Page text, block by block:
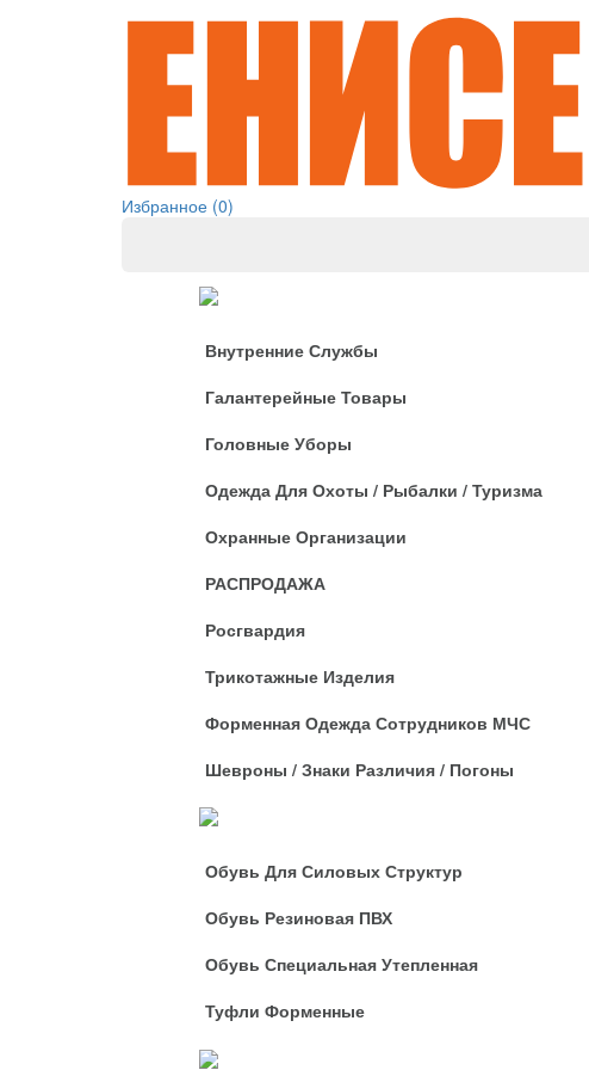
Избранное (0)
Внутренние Службы
Галантерейные Товары
Головные Уборы
Одежда Для Охоты / Рыбалки / Туризма
Охранные Организации
РАСПРОДАЖА
Росгвардия
Трикотажные Изделия
Форменная Одежда Сотрудников МЧС
Шевроны / Знаки Различия / Погоны
Обувь Для Силовых Структур
Обувь Резиновая ПВХ
Обувь Специальная Утепленная
Туфли Форменные